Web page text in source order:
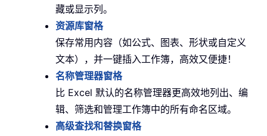
藏或显示列。
资源库窗格
保存常用内容（如公式、图表、形状或自定义
文本），并一键插入工作簿，高效又便捷！
名称管理器窗格
比 Excel 默认的名称管理器更高效地列出、编
辑、筛选和管理工作簿中的所有命名区域。
高级查找和替换窗格